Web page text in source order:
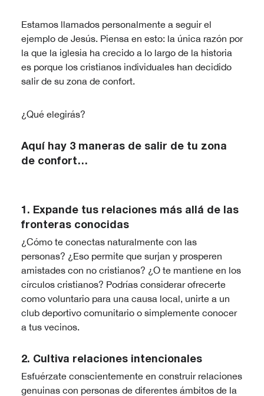
Estamos llamados personalmente a seguir el
ejemplo de Jesús. Piensa en esto: la única razón por
la que la iglesia ha crecido a lo largo de la historia
es porque los cristianos individuales han decidido
salir de su zona de confort.
¿Qué elegirás?
Aquí hay 3 maneras de salir de tu zona
de confort…
1. Expande tus relaciones más allá de las
fronteras conocidas
¿Cómo te conectas naturalmente con las
personas? ¿Eso permite que surjan y prosperen
amistades con no cristianos? ¿O te mantiene en los
círculos cristianos? Podrías considerar ofrecerte
como voluntario para una causa local, unirte a un
club deportivo comunitario o simplemente conocer
a tus vecinos.
2. Cultiva relaciones intencionales
Esfuérzate conscientemente en construir relaciones
genuinas con personas de diferentes ámbitos de la